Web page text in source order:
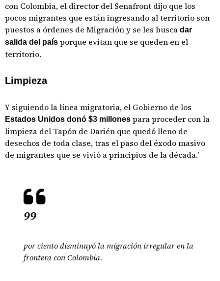
con Colombia, el director del Senafront dijo que los
pocos migrantes que están ingresando al territorio son
puestos a órdenes de Migración y se les busca dar
salida del país porque evitan que se queden en el
territorio.
Limpieza
Y siguiendo la línea migratoria, el Gobierno de los
Estados Unidos donó $3 millones para proceder con la
limpieza del Tapón de Darién que quedó lleno de
desechos de toda clase, tras el paso del éxodo masivo
de migrantes que se vivió a principios de la década.'
99
por ciento disminuyó la migración irregular en la
frontera con Colombia.